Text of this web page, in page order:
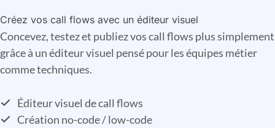
Créez vos call flows avec un éditeur visuel
Concevez, testez et publiez vos call flows plus simplement
grâce à un éditeur visuel pensé pour les équipes métier
comme techniques.
Éditeur visuel de call flows
Création no-code / low-code